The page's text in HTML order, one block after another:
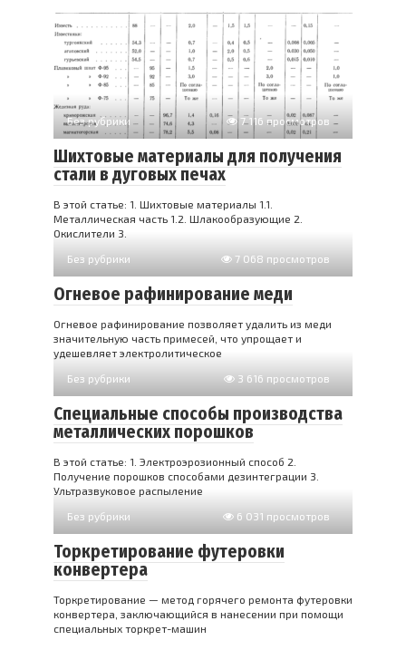
Без рубрики 7 116 просмотров
Шихтовые материалы для получения
стали в дуговых печах
В этой статье: 1. Шихтовые материалы 1.1.
Металлическая часть 1.2. Шлакообразующие 2.
Окислители 3.
Без рубрики
7 068 просмотров
Огневое рафинирование меди
Огневое рафинирование позволяет удалить из меди
значительную часть примесей, что упрощает и
удешевляет электролитическое
Без рубрики
3 616 просмотров
Специальные способы производства
металлических порошков
В этой статье: 1. Электроэрозионный способ 2.
Получение порошков способами дезинтеграции 3.
Ультразвуковое распыление
Без рубрики
6 031 просмотров
Торкретирование футеровки
конвертера
Торкретирование — метод горячего ремонта футеровки
конвертера, заключающийся в нанесении при помощи
специальных торкрет-машин